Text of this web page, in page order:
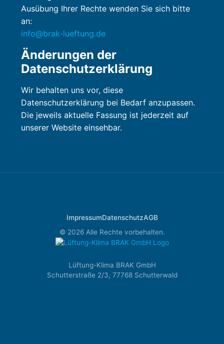
Ausübung Ihrer Rechte wenden Sie sich bitte
an:
info@brak-lueftung.de
Änderungen der
Datenschutzerklärung
Wir behalten uns vor, diese
Datenschutzerklärung bei Bedarf anzupassen.
Die jeweils aktuelle Fassung ist jederzeit auf
unserer Website einsehbar.
Lüftung-Klima BRAK GmbH
Schutterstraße 2/3, 77768 Schutterwald
ImpressumDatenschutzAGB
© 2026 Alle Rechte vorbehalten.